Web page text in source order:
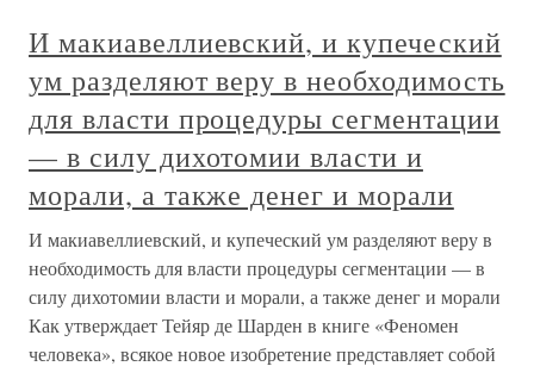
И макиавеллиевский, и купеческий
ум разделяют веру в необходимость
для власти процедуры сегментации
— в силу дихотомии власти и
морали, а также денег и морали
И макиавеллиевский, и купеческий ум разделяют веру в
необходимость для власти процедуры сегментации — в
силу дихотомии власти и морали, а также денег и морали
Как утверждает Тейяр де Шарден в книге «Феномен
человека», всякое новое изобретение представляет собой